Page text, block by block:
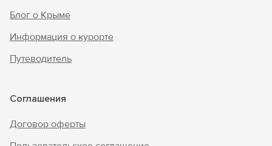
Блог о Крыме
Информация о курорте
Путеводитель
Соглашения
Договор оферты